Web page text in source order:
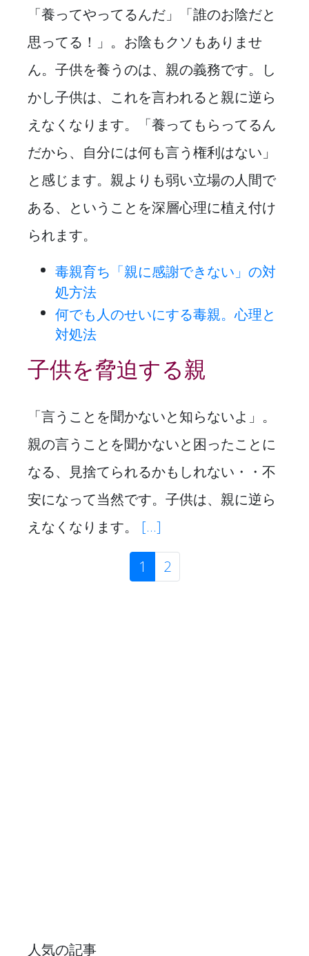
「養ってやってるんだ」「誰のお陰だと
思ってる！」。お陰もクソもありませ
ん。子供を養うのは、親の義務です。し
かし子供は、これを言われると親に逆ら
えなくなります。「養ってもらってるん
だから、自分には何も言う権利はない」
と感じます。親よりも弱い立場の人間で
ある、ということを深層心理に植え付け
られます。
毒親育ち「親に感謝できない」の対
処方法
何でも人のせいにする毒親。心理と
対処法
子供を脅迫する親
「言うことを聞かないと知らないよ」。
親の言うことを聞かないと困ったことに
なる、見捨てられるかもしれない・・不
安になって当然です。子供は、親に逆ら
えなくなります。 [...]
1 (現位置)
2
人気の記事